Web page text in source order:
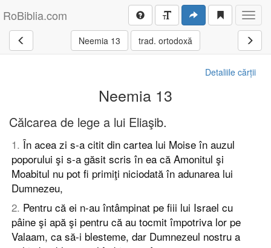
RoBiblia.com
Neemia 13 trad. ortodoxă
Detaliile cărții
Neemia 13
Călcarea de lege a lui Eliaşib.
1. În acea zi s-a citit din cartea lui Moise în auzul
poporului şi s-a găsit scris în ea că Amonitul şi
Moabitul nu pot fi primiţi niciodată în adunarea lui
Dumnezeu,
2. Pentru că ei n-au întâmpinat pe fiii lui Israel cu
pâine şi apă şi pentru că au tocmit împotriva lor pe
Valaam, ca să-i blesteme, dar Dumnezeul nostru a